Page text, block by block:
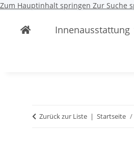
Zum Hauptinhalt springen Zur Suche
Innenausstattung
Zurück zur Liste Startseite